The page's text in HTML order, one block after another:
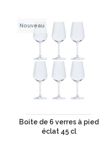
Boite de 6 verres à pied
éclat 45 cl
Nouveau